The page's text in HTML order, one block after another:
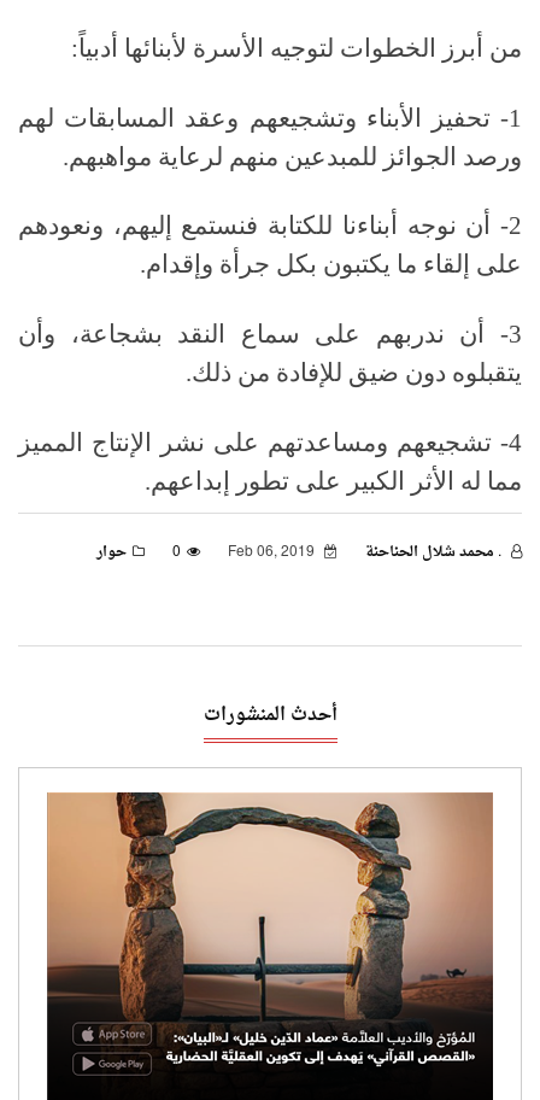
من أبرز الخطوات لتوجيه الأسرة لأبنائها أدبياً:
1- تحفيز الأبناء وتشجيعهم وعقد المسابقات لهم
ورصد الجوائز للمبدعين منهم لرعاية مواهبهم.
2- أن نوجه أبناءنا للكتابة فنستمع إليهم، ونعودهم
على إلقاء ما يكتبون بكل جرأة وإقدام.
3- أن ندربهم على سماع النقد بشجاعة، وأن
يتقبلوه دون ضيق للإفادة من ذلك.
4- تشجيعهم ومساعدتهم على نشر الإنتاج المميز
مما له الأثر الكبير على تطور إبداعهم.
. محمد شلال الحناحنة 0 حوار
أحدث المنشورات